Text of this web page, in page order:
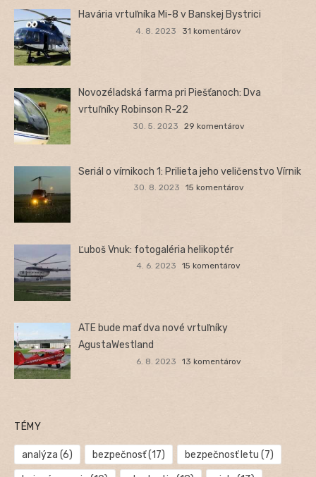
Havária vrtuľníka Mi-8 v Banskej Bystrici
4. 8. 2023 31 komentárov
Novozéladská farma pri Piešťanoch: Dva
vrtuľníky Robinson R-22
30. 5. 2023 29 komentárov
Seriál o vírnikoch 1: Prilieta jeho veličenstvo Vírnik
30. 8. 2023 15 komentárov
Ľuboš Vnuk: fotogaléria helikoptér
4. 6. 2023 15 komentárov
ATE bude mať dva nové vrtuľníky
AgustaWestland
6. 8. 2023 13 komentárov
TÉMY
analýza (6) bezpečnosť(17) bezpečnosť letu (7)